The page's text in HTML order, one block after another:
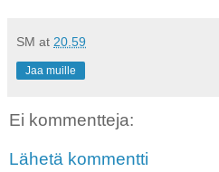
SM at 20.59
Jaa muille
Ei kommentteja:
Lähetä kommentti